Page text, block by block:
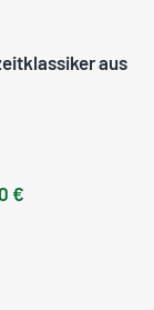
aus
€